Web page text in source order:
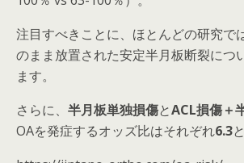
注目すべきことに、ほとんどの研究で
のまま放置された安定半月板断裂につ
ます。
さらに、 半月板単独損傷とACL損傷＋
OAを発症するオッズ比はそれぞれ6.3と